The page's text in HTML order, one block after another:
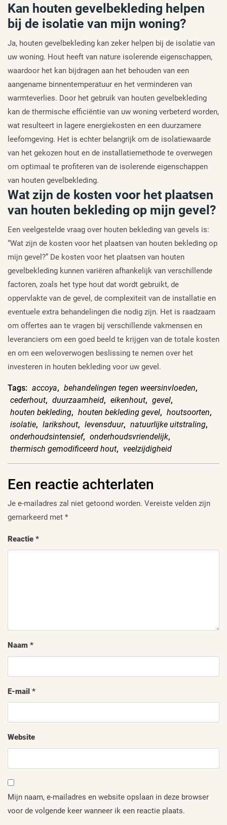
Kan houten gevelbekleding helpen
bij de isolatie van mijn woning?
Ja, houten gevelbekleding kan zeker helpen bij de isolatie van
uw woning. Hout heeft van nature isolerende eigenschappen,
waardoor het kan bijdragen aan het behouden van een
aangename binnentemperatuur en het verminderen van
warmteverlies. Door het gebruik van houten gevelbekleding
kan de thermische efficiëntie van uw woning verbeterd worden,
wat resulteert in lagere energiekosten en een duurzamere
leefomgeving. Het is echter belangrijk om de isolatiewaarde
van het gekozen hout en de installatiemethode te overwegen
om optimaal te profiteren van de isolerende eigenschappen
van houten gevelbekleding.
Wat zijn de kosten voor het plaatsen
van houten bekleding op mijn gevel?
Een veelgestelde vraag over houten bekleding van gevels is:
“Wat zijn de kosten voor het plaatsen van houten bekleding op
mijn gevel?” De kosten voor het plaatsen van houten
gevelbekleding kunnen variëren afhankelijk van verschillende
factoren, zoals het type hout dat wordt gebruikt, de
oppervlakte van de gevel, de complexiteit van de installatie en
eventuele extra behandelingen die nodig zijn. Het is raadzaam
om offertes aan te vragen bij verschillende vakmensen en
leveranciers om een goed beeld te krijgen van de totale kosten
en om een weloverwogen beslissing te nemen over het
investeren in houten bekleding voor uw gevel.
Tags: accoya, behandelingen tegen weersinvloeden,
cederhout, duurzaamheid, eikenhout, gevel,
houten bekleding, houten bekleding gevel, houtsoorten,
isolatie, larikshout, levensduur, natuurlijke uitstraling,
onderhoudsintensief, onderhoudsvriendelijk,
thermisch gemodificeerd hout, veelzijdigheid
Een reactie achterlaten
Je e-mailadres zal niet getoond worden. Vereiste velden zijn
gemarkeerd met *
Reactie *
Naam *
E-mail *
Website
Mijn naam, e-mailadres en website opslaan in deze browser
voor de volgende keer wanneer ik een reactie plaats.